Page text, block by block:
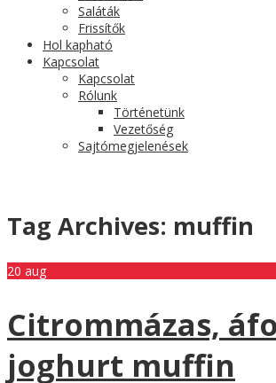
Saláták
Frissítők
Hol kapható
Kapcsolat
Kapcsolat
Rólunk
Történetünk
Vezetőség
Sajtómegjelenések
Tag Archives: muffin
20 aug
Citrommázas,
joghurt muffin